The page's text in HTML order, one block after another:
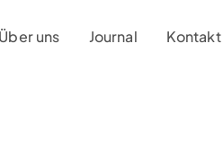
Über uns Journal Kontakt